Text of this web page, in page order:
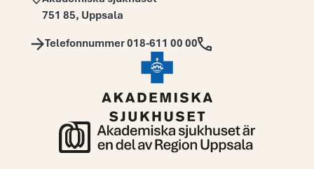
751 85, Uppsala
Telefon:
Telefonnummer 018-611 00 00